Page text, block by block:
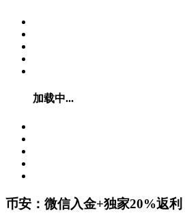
加载中...
币安：微信入金+独家20%返利